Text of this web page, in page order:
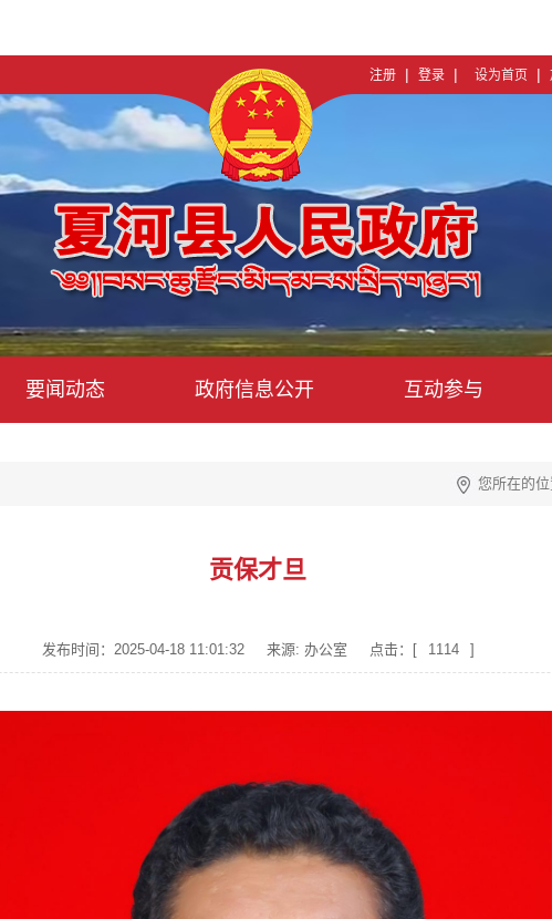
注册 | 登录 | 设为首页 |
要闻动态 政府信息公开 互动参与
您所在的位
贡保才旦
发布时间：2025-04-18 11:01:32 来源: 办公室 点击：[ 1114 ]